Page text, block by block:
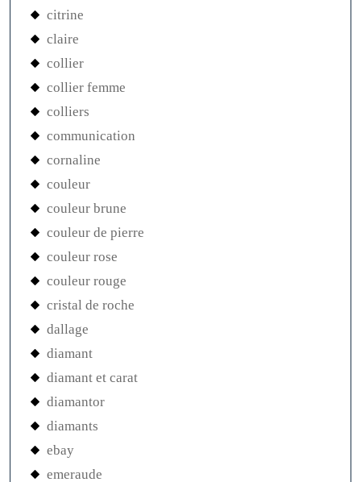
citrine
claire
collier
collier femme
colliers
communication
cornaline
couleur
couleur brune
couleur de pierre
couleur rose
couleur rouge
cristal de roche
dallage
diamant
diamant et carat
diamantor
diamants
ebay
emeraude